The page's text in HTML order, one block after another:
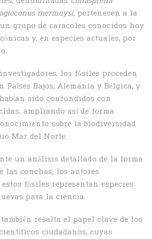
mermuysi, pertenecen a la
grupo de caracoles conocidos hoy
y, en especies actuales, por
los fósiles proceden
Países Bajos, Alemania y Bélgica, y
sido confundidos con
ampliando así de forma
sobre la biodiversidad
Mar del Norte.
un análisis detallado de la forma
las conchas, los autores
fósiles representan especies
para la ciencia.
resalta el papel clave de los
ciudadanos, cuyas